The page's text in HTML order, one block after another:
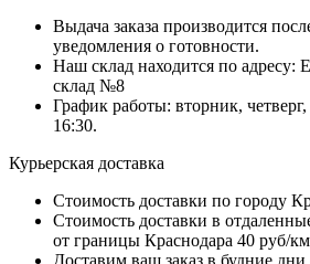
Выдача заказа производится
уведомления о готовности.
Наш склад находится по адресу:
склад №8
График работы: вторник,
16:30.
Курьерская доставка
Стоимость доставки по городу
Стоимость доставки в
от границы Краснодара 40 руб/
Доставим ваш заказ в будние